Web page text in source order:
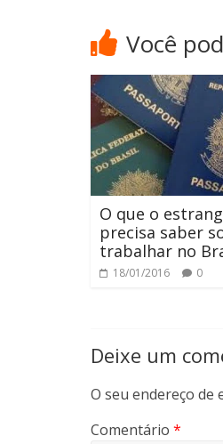
Você
O que o
precisa saber
trabalhar no
18/01/2016 0
Deixe um
O seu endereço de
Comentário *